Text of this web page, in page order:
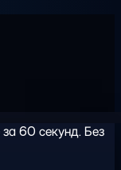
60 секунд. Без